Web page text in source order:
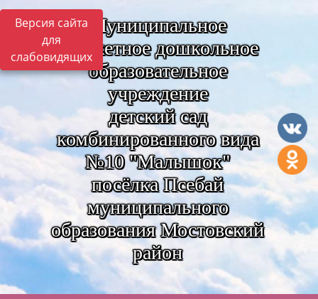
Версия сайта
для
слабовидящих
Муниципальное
бюджетное дошкольное
образовательное
учреждение
детский сад
комбинированного вида
№10 "Малышок"
посёлка Псебай
муниципального
образования Мостовский
район